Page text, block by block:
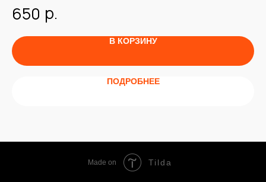
650 р.
В КОРЗИНУ
ПОДРОБНЕЕ
Made on Tilda